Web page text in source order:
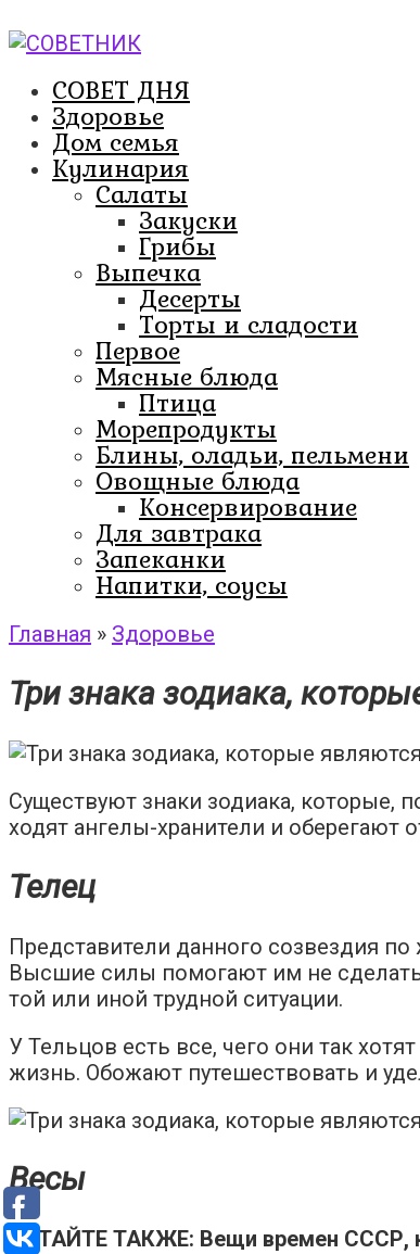
к
СОВЕТ ДНЯ
Здоровье
Дом семья
Кулинария
Салаты
Закуски
Грибы
Выпечка
Десерты
Торты и сладости
Первое
Мясные блюда
Птица
Морепродукты
Блины, оладьи, пельмени
Овощные блюда
Консервирование
Для завтрака
Запеканки
Напитки, соусы
Главная » Здоровье
Три знака зодиака,
Существуют знаки зодиака, которые,
ходят ангелы-хранители и
Телец
Представители данного созвездия
Высшие силы помогают им не сделать
той или иной трудной ситуации.
У Тельцов есть все, чего они так
жизнь. Обожают путешествовать и
Весы
ЧИТАЙТЕ ТАКЖЕ: Вещи времен СССР,